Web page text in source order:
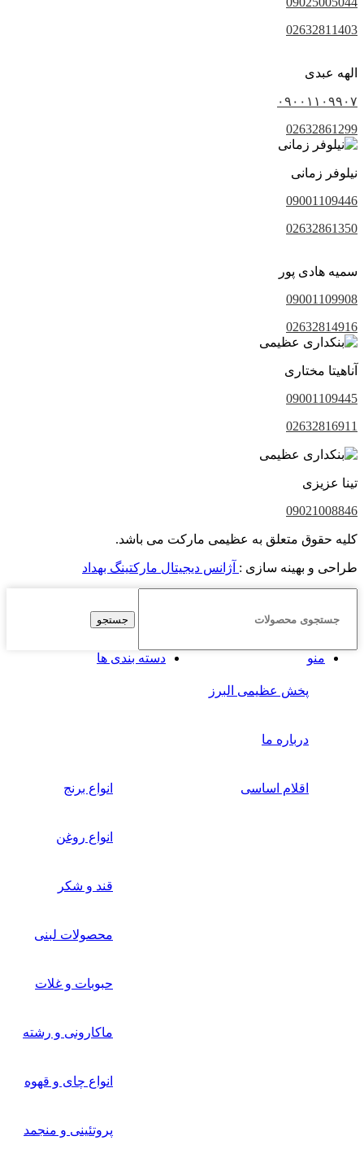
02632811403
الهه عبدی
۰۹۰۰۱۱۰۹۹۰۷
02632861299
نیلوفر زمانی
09001109446
02632861350
سمیه هادی پور
09001109908
02632814916
آناهیتا مختاری
09001109445
02632816911
تینا عزیزی
09021008846
کلیه حقوق متعلق به عظیمی مارکت می باشد.
طراحی و بهینه سازی : آژانس دیجیتال مارکتینگ بهداد
جستجو
منو دسته بندی ها
پخش عظیمی البرز
درباره ما
اقلام اساسی انواع برنج
انواع روغن
قند و شکر
محصولات لبنی
حبوبات و غلات
ماکارونی و رشته
انواع چای و قهوه
پروتئینی و منجمد